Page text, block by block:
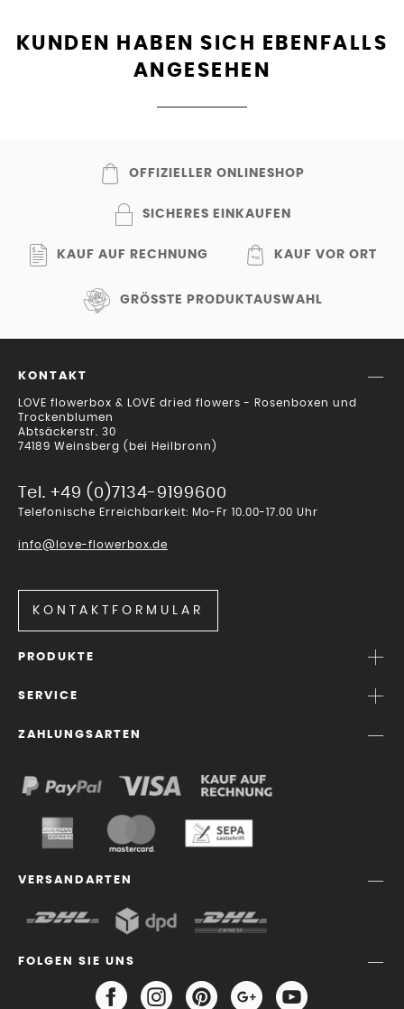
KUNDEN HABEN SICH EBENFALLS
ANGESEHEN
OFFIZIELLER ONLINESHOP
SICHERES EINKAUFEN
KAUF AUF RECHNUNG KAUF VOR ORT
GRÖSSTE PRODUKTAUSWAHL
KONTAKT
LOVE flowerbox & LOVE dried flowers - Rosenboxen und
Trockenblumen
Abtsäckerstr. 30
74189 Weinsberg (bei Heilbronn)
Tel. +49 (0)7134-9199600
Telefonische Erreichbarkeit: Mo-Fr 10.00-17.00 Uhr
info@love-flowerbox.de
KONTAKTFORMULAR
PRODUKTE
SERVICE
ZAHLUNGSARTEN
VERSANDARTEN
FOLGEN SIE UNS